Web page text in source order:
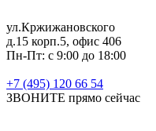
ул.Кржижановского
д.15 корп.5, офис 406
Пн-Пт: с 9:00 до 18:00
+7 (495) 120 66 54
ЗВОНИТЕ прямо сейчас